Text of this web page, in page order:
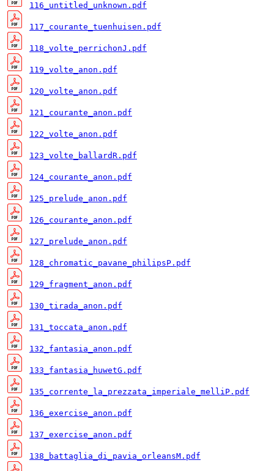
116_untitled_unknown.pdf
117_courante_tuenhuisen.pdf
118_volte_perrichonJ.pdf
119_volte_anon.pdf
120_volte_anon.pdf
121_courante_anon.pdf
122_volte_anon.pdf
123_volte_ballardR.pdf
124_courante_anon.pdf
125_prelude_anon.pdf
126_courante_anon.pdf
127_prelude_anon.pdf
128_chromatic_pavane_philipsP.pdf
129_fragment_anon.pdf
130_tirada_anon.pdf
131_toccata_anon.pdf
132_fantasia_anon.pdf
133_fantasia_huwetG.pdf
135_corrente_la_prezzata_imperiale_melliP.pdf
136_exercise_anon.pdf
137_exercise_anon.pdf
138_battaglia_di_pavia_orleansM.pdf